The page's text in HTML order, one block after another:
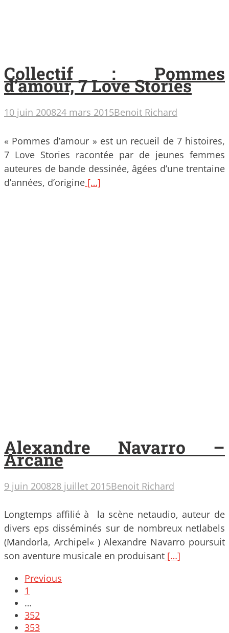
Collectif : Pommes
d’amour, 7 Love Stories
10 juin 200824 mars 2015Benoit Richard
« Pommes d’amour » est un recueil de 7 histoires,
7 Love Stories racontée par de jeunes femmes
auteures de bande dessinée, âgées d’une trentaine
d’années, d’origine […]
Alexandre Navarro –
Arcane
9 juin 200828 juillet 2015Benoit Richard
Longtemps affilié à la scène netaudio, auteur de
divers eps disséminés sur de nombreux netlabels
(Mandorla, Archipel« ) Alexandre Navarro poursuit
son aventure musicale en produisant […]
Posts
navigation
Previous
1
…
352
353